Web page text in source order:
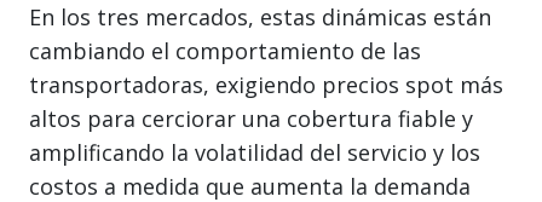
En los tres mercados, estas dinámicas están
cambiando el comportamiento de las
transportadoras, exigiendo precios spot más
altos para cerciorar una cobertura fiable y
amplificando la volatilidad del servicio y los
costos a medida que aumenta la demanda